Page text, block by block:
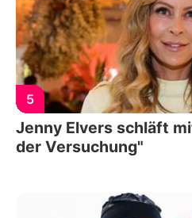
5
Jenny Elvers schläft
der Versuchung"